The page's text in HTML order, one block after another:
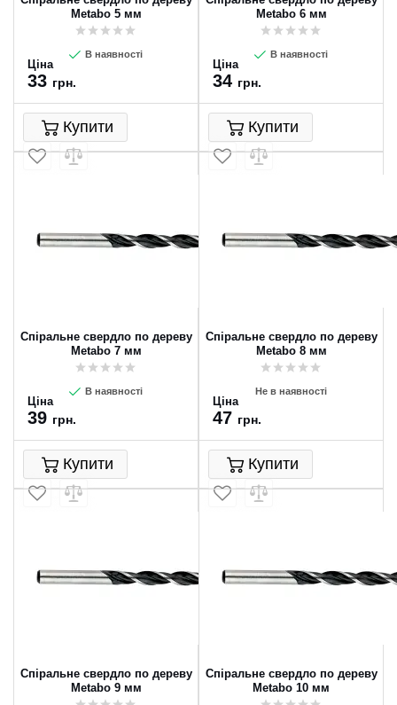
Metabo 5 мм
В наявності
Ціна
33 грн.
Купити
Metabo 6 мм
В наявності
Ціна
34 грн.
Купити
Спіральне свердло по дереву
Metabo 7 мм
В наявності
Ціна
39 грн.
Купити
Спіральне свердло по дереву
Metabo 8 мм
Не в наявності
Ціна
47 грн.
Купити
Спіральне свердло по дереву
Metabo 9 мм
Спіральне свердло по дереву
Metabo 10 мм